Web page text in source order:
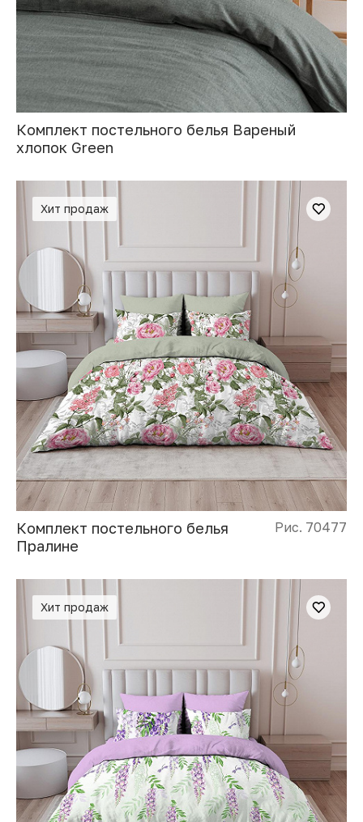
Комплект постельного белья Вареный
хлопок Green
Хит продаж
Комплект постельного белья
Пралине
Рис. 70477
Хит продаж